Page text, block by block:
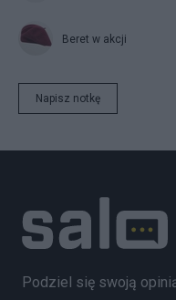
Beret w akcji
Napisz notkę
Podziel się swoją